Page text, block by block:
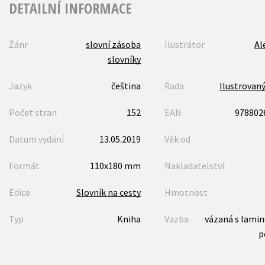
DETAILNÍ INFORMACE
Žánr
slovní zásoba
slovníky
Ilustrátor
Jazyk čeština Řada
Počet stran 152 EAN
Datum vydání 13.05.2019 Věk od
Formát 110x180 mm Nakladatelství
Edice Slovník na cesty Hmotnost
Typ Kniha Vazba
vázaná s